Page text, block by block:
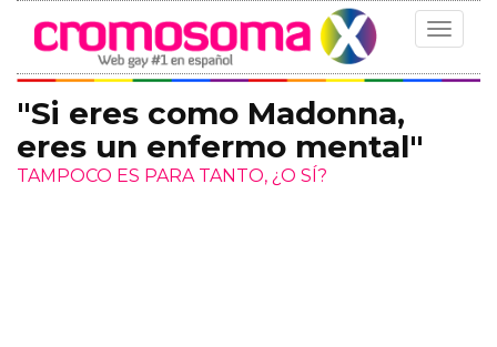
Toggle
"Si eres como Madonna,
eres un enfermo mental"
TAMPOCO ES PARA TANTO, ¿O SÍ?